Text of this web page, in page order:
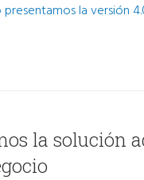
presentamos la versión
la solución